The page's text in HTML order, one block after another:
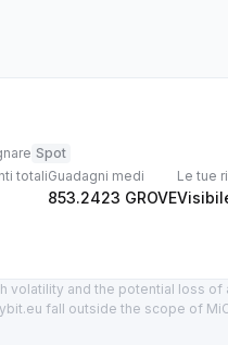
Spot
totaliGuadagni medi
853.2423 GROVE
Le tue
and the potential loss
fall outside the scope of